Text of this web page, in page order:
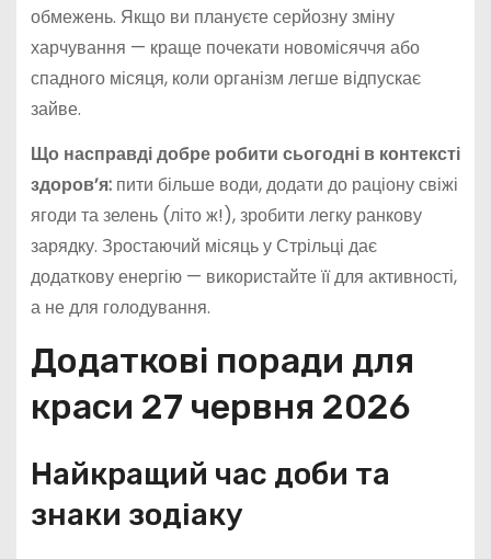
обмежень. Якщо ви плануєте серйозну зміну
харчування — краще почекати новомісяччя або
спадного місяця, коли організм легше відпускає
зайве.
Що насправді добре робити сьогодні в контексті
здоров’я:пити більше води, додати до раціону свіжі
ягоди та зелень (літо ж!), зробити легку ранкову
зарядку. Зростаючий місяць у Стрільці дає
додаткову енергію — використайте її для активності,
а не для голодування.
Додаткові поради для
краси 27 червня 2026
Найкращий час доби та
знаки зодіаку